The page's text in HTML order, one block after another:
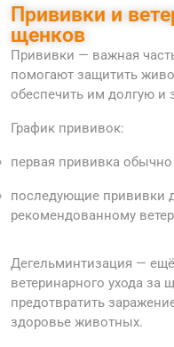
Прививки и
щенков
Прививки — важная
помогают защитить
обеспечить им долгую и
График прививок:
первая прививка обычно
последующие прививки
рекомендованному
Дегельминтизация —
ветеринарного ухода за
предотвратить
здоровье животных.